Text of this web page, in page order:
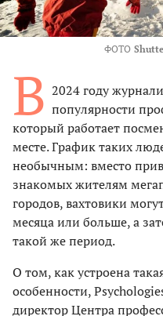
ФОТО
В 2024 году
популярности
который работает
месте. График таких
необычным: вместо
знакомых жителям
городов, вахтовики
месяца или больше, а
такой же период.
О том, как устроена
особенности,
директор Центра